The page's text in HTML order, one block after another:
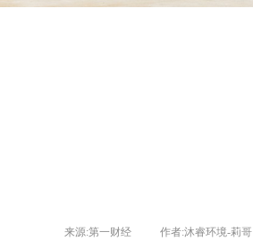
来源:第一财经 作者:沐睿环境-莉哥